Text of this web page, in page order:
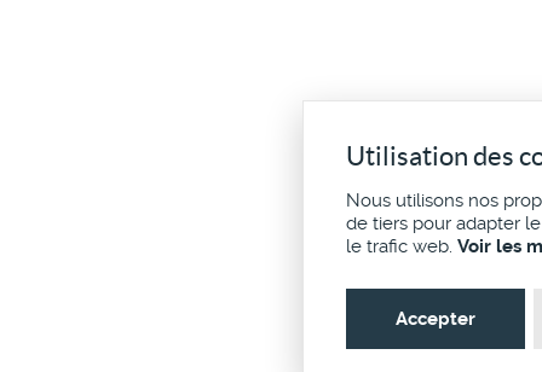
Utilisation des
Nous utilisons nos
de tiers pour adapter
le trafic web. Voir les
Accepter